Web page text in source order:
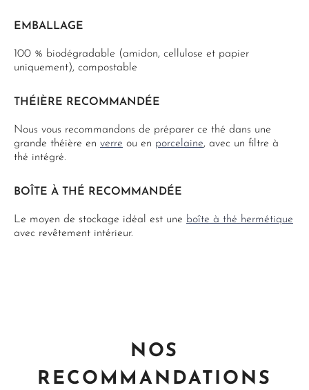
EMBALLAGE
100 % biodégradable (amidon, cellulose et papier
uniquement), compostable
THÉIÈRE RECOMMANDÉE
Nous vous recommandons de préparer ce thé dans une
grande théière en verre ou en porcelaine, avec un filtre à
thé intégré.
BOÎTE À THÉ RECOMMANDÉE
Le moyen de stockage idéal est une boîte à thé hermétique
avec revêtement intérieur.
NOS
RECOMMANDATIONS